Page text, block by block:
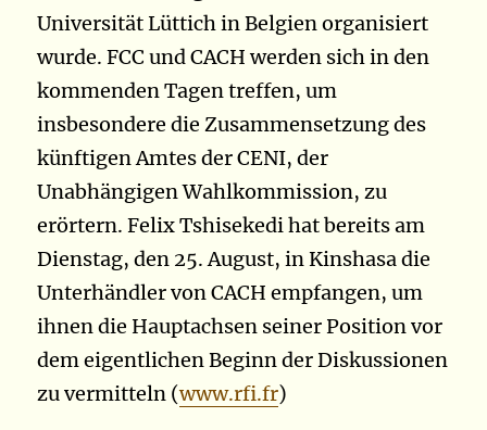
Universität Lüttich in Belgien organisiert
wurde. FCC und CACH werden sich in den
kommenden Tagen treffen, um
insbesondere die Zusammensetzung des
künftigen Amtes der CENI, der
Unabhängigen Wahlkommission, zu
erörtern. Felix Tshisekedi hat bereits am
Dienstag, den 25. August, in Kinshasa die
Unterhändler von CACH empfangen, um
ihnen die Hauptachsen seiner Position vor
dem eigentlichen Beginn der Diskussionen
zu vermitteln (www.rfi.fr)